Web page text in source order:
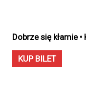
Dobrze się kłamie
KUP BILET